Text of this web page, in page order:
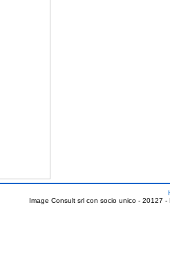
Image Consult srl con socio unico - 20127